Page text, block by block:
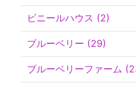
ビニールハウス (2)
ブルーベリー (29)
ブルーベリーファーム